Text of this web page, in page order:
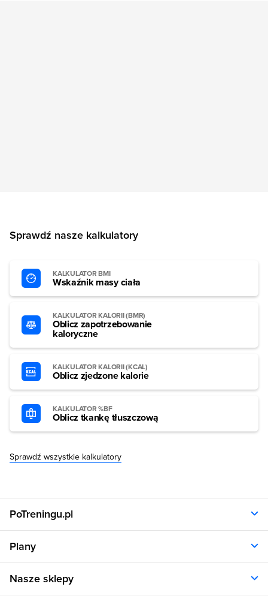
Sprawdź nasze kalkulatory
KALKULATOR BMI
Wskaźnik masy ciała
KALKULATOR KALORII (BMR)
Oblicz zapotrzebowanie
kaloryczne
KALKULATOR KALORII (KCAL)
Oblicz zjedzone kalorie
KALKULATOR %BF
Oblicz tkankę tłuszczową
Sprawdź wszystkie kalkulatory
PoTreningu.pl
Polityka prywatności
Regulamin
RODO
Plany
Plany dla kobiet
Nasze sklepy